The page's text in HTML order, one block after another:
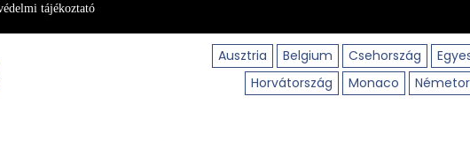
tájékoztató
Ausztria Belgium Csehország
Horvátország
Monaco